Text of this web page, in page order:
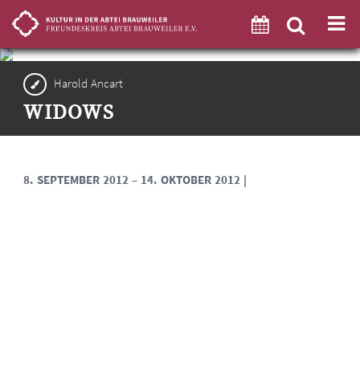
Harold Ancart
WIDOWS
8. SEPTEMBER 2012 – 14. OKTOBER 2012 |